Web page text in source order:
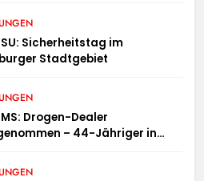
SU: Sicherheitstag im
Stadtgebiet
Drogen-Dealer
– 44-Jähriger in